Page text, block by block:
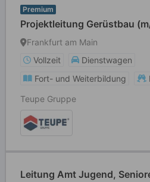
Premium
Projektleitung Gerüstbau
Frankfurt am Main
Vollzeit
Dienstwagen
Fort- und Weiterbildung
Teupe Gruppe
Leitung Amt Jugend,